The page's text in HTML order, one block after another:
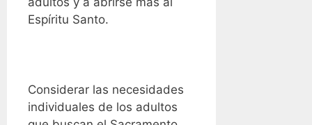
Espíritu Santo.
Considerar las necesidades
individuales de los adultos